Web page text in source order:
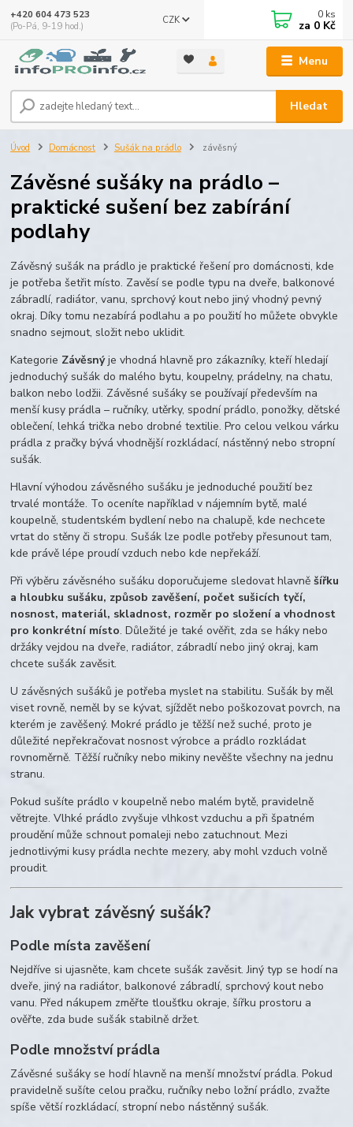
Menu
CZK
Hledat
+420 604 473 523
(Po-Pá, 9-19 hod.)
0 ks
za 0 Kč
Úvod Domácnost Sušák na prádlo závěsný
Závěsné sušáky na prádlo –
praktické sušení bez zabírání
podlahy
Závěsný sušák na prádlo je praktické řešení pro domácnosti, kde
je potřeba šetřit místo. Zavěsí se podle typu na dveře, balkonové
zábradlí, radiátor, vanu, sprchový kout nebo jiný vhodný pevný
okraj. Díky tomu nezabírá podlahu a po použití ho můžete obvykle
snadno sejmout, složit nebo uklidit.
Kategorie Závěsnýje vhodná hlavně pro zákazníky, kteří hledají
jednoduchý sušák do malého bytu, koupelny, prádelny, na chatu,
balkon nebo lodžii. Závěsné sušáky se používají především na
menší kusy prádla – ručníky, utěrky, spodní prádlo, ponožky, dětské
oblečení, lehká trička nebo drobné textilie. Pro celou velkou várku
prádla z pračky bývá vhodnější rozkládací, nástěnný nebo stropní
sušák.
Hlavní výhodou závěsného sušáku je jednoduché použití bez
trvalé montáže. To oceníte například v nájemním bytě, malé
koupelně, studentském bydlení nebo na chalupě, kde nechcete
vrtat do stěny či stropu. Sušák lze podle potřeby přesunout tam,
kde právě lépe proudí vzduch nebo kde nepřekáží.
Při výběru závěsného sušáku doporučujeme sledovat hlavněšířku
a hloubku sušáku, způsob zavěšení, počet sušicích tyčí,
nosnost, materiál, skladnost, rozměr po složení a vhodnost
pro konkrétní místo. Důležité je také ověřit, zda se háky nebo
držáky vejdou na dveře, radiátor, zábradlí nebo jiný okraj, kam
chcete sušák zavěsit.
U závěsných sušáků je potřeba myslet na stabilitu. Sušák by měl
viset rovně, neměl by se kývat, sjíždět nebo poškozovat povrch, na
kterém je zavěšený. Mokré prádlo je těžší než suché, proto je
důležité nepřekračovat nosnost výrobce a prádlo rozkládat
rovnoměrně. Těžší ručníky nebo mikiny nevěšte všechny na jednu
stranu.
Pokud sušíte prádlo v koupelně nebo malém bytě, pravidelně
větrejte. Vlhké prádlo zvyšuje vlhkost vzduchu a při špatném
proudění může schnout pomaleji nebo zatuchnout. Mezi
jednotlivými kusy prádla nechte mezery, aby mohl vzduch volně
proudit.
Jak vybrat závěsný sušák?
Podle místa zavěšení
Nejdříve si ujasněte, kam chcete sušák zavěsit. Jiný typ se hodí na
dveře, jiný na radiátor, balkonové zábradlí, sprchový kout nebo
vanu. Před nákupem změřte tloušťku okraje, šířku prostoru a
ověřte, zda bude sušák stabilně držet.
Podle množství prádla
Závěsné sušáky se hodí hlavně na menší množství prádla. Pokud
pravidelně sušíte celou pračku, ručníky nebo ložní prádlo, zvažte
spíše větší rozkládací, stropní nebo nástěnný sušák.